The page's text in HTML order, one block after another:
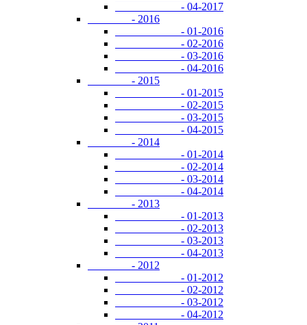
- 04-2017
- 2016
- 01-2016
- 02-2016
- 03-2016
- 04-2016
- 2015
- 01-2015
- 02-2015
- 03-2015
- 04-2015
- 2014
- 01-2014
- 02-2014
- 03-2014
- 04-2014
- 2013
- 01-2013
- 02-2013
- 03-2013
- 04-2013
- 2012
- 01-2012
- 02-2012
- 03-2012
- 04-2012